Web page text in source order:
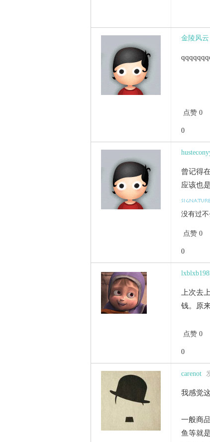
金陵风云
点赞 0
0
曾记得
应该也
没有过
点赞 0
0
上次去
钱。原
点赞 0
0
carenot
我感觉
一般商
鱼等就